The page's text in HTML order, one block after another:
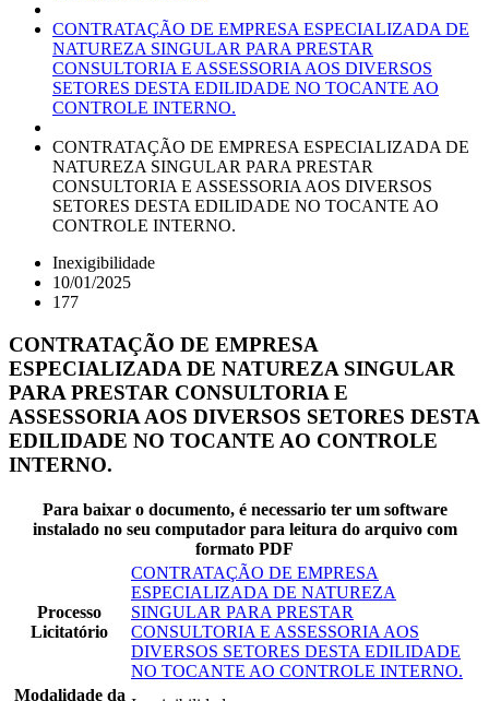
CONTRATAÇÃO DE EMPRESA ESPECIALIZADA DE
NATUREZA SINGULAR PARA PRESTAR
CONSULTORIA E ASSESSORIA AOS DIVERSOS
SETORES DESTA EDILIDADE NO TOCANTE AO
CONTROLE INTERNO.
CONTRATAÇÃO DE EMPRESA ESPECIALIZADA DE
NATUREZA SINGULAR PARA PRESTAR
CONSULTORIA E ASSESSORIA AOS DIVERSOS
SETORES DESTA EDILIDADE NO TOCANTE AO
CONTROLE INTERNO.
Inexigibilidade
10/01/2025
177
CONTRATAÇÃO DE EMPRESA
ESPECIALIZADA DE NATUREZA SINGULAR
PARA PRESTAR CONSULTORIA E
ASSESSORIA AOS DIVERSOS SETORES DESTA
EDILIDADE NO TOCANTE AO CONTROLE
INTERNO.
Para baixar o documento, é necessario ter um software
instalado no seu computador para leitura do arquivo com
formato PDF
Processo
Licitatório
CONTRATAÇÃO DE EMPRESA
ESPECIALIZADA DE NATUREZA
SINGULAR PARA PRESTAR
CONSULTORIA E ASSESSORIA AOS
DIVERSOS SETORES DESTA EDILIDADE
NO TOCANTE AO CONTROLE INTERNO.
Modalidade da